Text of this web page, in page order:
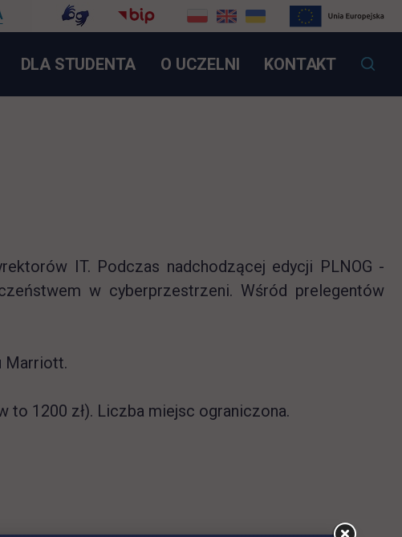
OTWIERA SIĘ W NOWEJ KARCIE
DLA STUDENTA O UCZELNI KONTAKT
IT. Podczas nadchodzącej edycji PLNOG -
w cyberprzestrzeni. Wśród prelegentów
Marriott.
to 1200 zł). Liczba miejsc ograniczona.